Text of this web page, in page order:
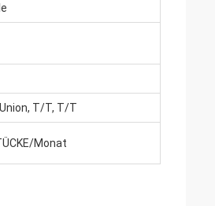
T/T, T/T
Monat